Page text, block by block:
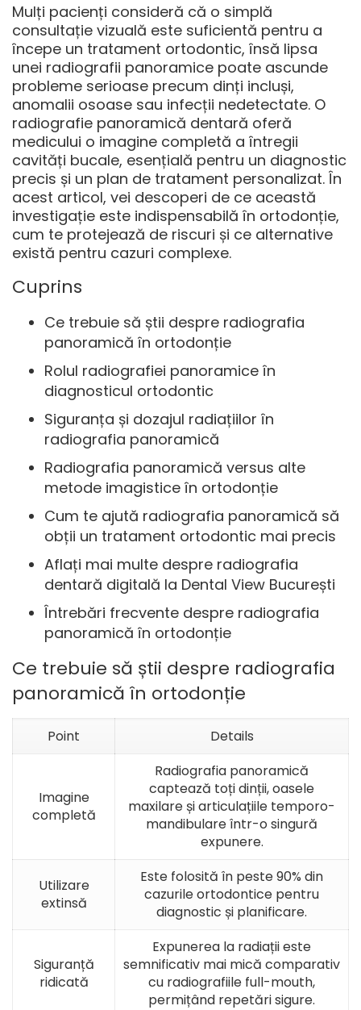
Mulți pacienți consideră că o simplă
consultație vizuală este suficientă pentru a
începe un tratament ortodontic, însă lipsa
unei radiografii panoramice poate ascunde
probleme serioase precum dinți incluși,
anomalii osoase sau infecții nedetectate. O
radiografie panoramică dentară oferă
medicului o imagine completă a întregii
cavități bucale, esențială pentru un diagnostic
precis și un plan de tratament personalizat. În
acest articol, vei descoperi de ce această
investigație este indispensabilă în ortodonție,
cum te protejează de riscuri și ce alternative
există pentru cazuri complexe.
Cuprins
Ce trebuie să știi despre radiografia
panoramică în ortodonție
Rolul radiografiei panoramice în
diagnosticul ortodontic
Siguranța și dozajul radiațiilor în
radiografia panoramică
Radiografia panoramică versus alte
metode imagistice în ortodonție
Cum te ajută radiografia panoramică să
obții un tratament ortodontic mai precis
Aflați mai multe despre radiografia
dentară digitală la Dental View București
Întrebări frecvente despre radiografia
panoramică în ortodonție
Ce trebuie să știi despre radiografia
panoramică în ortodonție
Point Details
Imagine
completă
Radiografia panoramică
captează toți dinții, oasele
maxilare și articulațiile temporo-
mandibulare într-o singură
expunere.
Utilizare
extinsă
Este folosită în peste 90% din
cazurile ortodontice pentru
diagnostic și planificare.
Siguranță
ridicată
Expunerea la radiații este
semnificativ mai mică comparativ
cu radiografiile full-mouth,
permițând repetări sigure.